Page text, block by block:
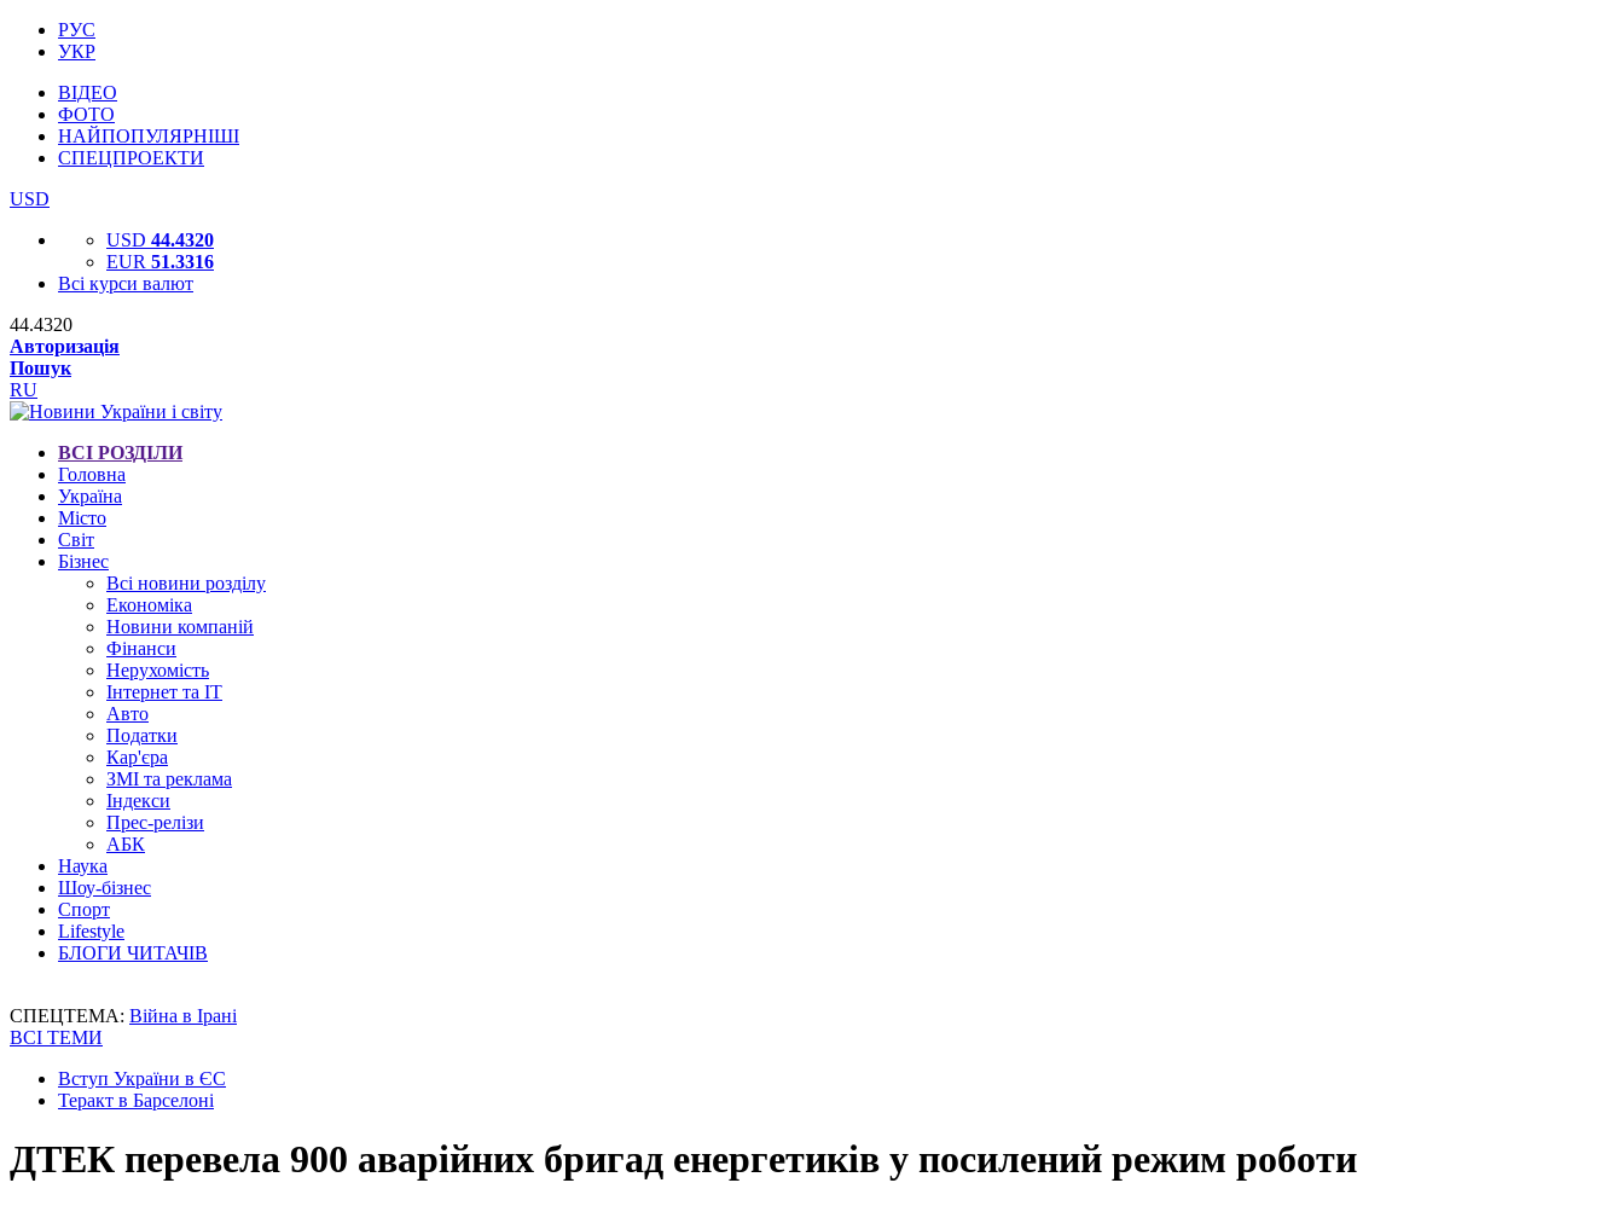
РУС
УКР
ВІДЕО
ФОТО
НАЙПОПУЛЯРНІШІ
СПЕЦПРОЕКТИ
USD
USD 44.4320
EUR 51.3316
Всі курси валют
44.4320
Авторизація
Пошук
RU
ВСІ РОЗДІЛИ
Головна
Україна
Місто
Світ
Бізнес
Всі новини розділу
Економіка
Новини компаній
Фінанси
Нерухомість
Інтернет та IT
Авто
Податки
Кар'єра
ЗМІ та реклама
Індекси
Прес-релізи
АБК
Наука
Шоу-бізнес
Спорт
Lifestyle
БЛОГИ ЧИТАЧІВ
СПЕЦТЕМА: Війна в Ірані
ВСІ ТЕМИ
Вступ України в ЄС
Теракт в Барселоні
ДТЕК перевела 900 аварійних бригад енергетиків у посилений режим роботи